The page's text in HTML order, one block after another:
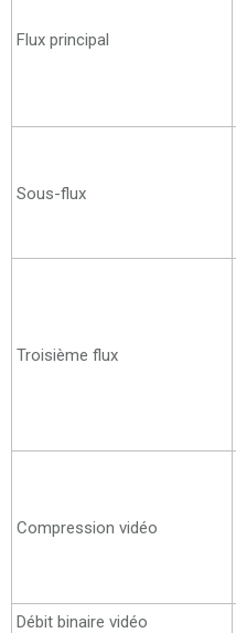
Flux principal
Sous-flux
Troisième flux
Compression vidéo
Débit binaire vidéo